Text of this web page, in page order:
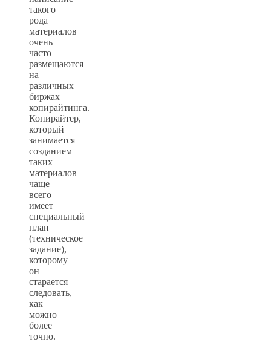
такого
рода
материалов
очень
часто
размещаются
на
различных
биржах
копирайтинга.
Копирайтер,
который
занимается
созданием
таких
материалов
чаще
всего
имеет
специальный
план
(техническое
задание),
которому
он
старается
следовать,
как
можно
более
точно.